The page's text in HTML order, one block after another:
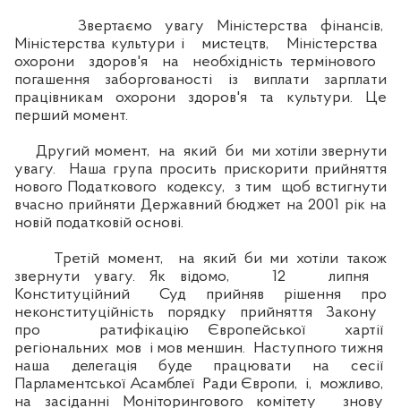
Звертаємо увагу Міністерства фінансів,
Міністерства культури і мистецтв, Міністерства
охорони здоров'я на необхідність термінового
погашення заборгованості із виплати зарплати
працівникам охорони здоров'я та культури. Це
перший момент.
Другий момент, на який би ми хотіли звернути
увагу. Наша група просить прискорити прийняття
нового Податкового кодексу, з тим щоб встигнути
вчасно прийняти Державний бюджет на 2001 рік на
новій податковій основі.
Третій момент, на який би ми хотіли також
звернути увагу. Як відомо, 12 липня
Конституційний Суд прийняв рішення про
неконституційність порядку прийняття Закону
про ратифікацію Європейської хартії
регіональних мов і мов меншин. Наступного тижня
наша делегація буде працювати на сесії
Парламентської Асамблеї Ради Європи, і, можливо,
на засіданні Моніторингового комітету знову